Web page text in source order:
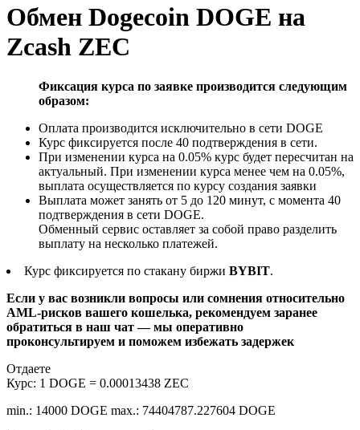
Обмен Dogecoin DOGE на
Zcash ZEC
Фиксация курса по заявке производится следующим
образом:
Оплата производится исключительно в сети DOGE
Курс фиксируется после 40 подтверждения в сети.
При изменении курса на 0.05% курс будет пересчитан на
актуальный. При изменении курса менее чем на 0.05%,
выплата осуществляется по курсу создания заявки
Выплата может занять от 5 до 120 минут, с момента 40
подтверждения в сети DOGE.
Обменный сервис оставляет за собой право разделить
выплату на несколько платежей.
Курс фиксируется по стакану биржи BYBIT.
Если у вас возникли вопросы или сомнения относительно
AML-рисков вашего кошелька, рекомендуем заранее
обратиться в наш чат — мы оперативно
проконсультируем и поможем избежать задержек
Отдаете
Курс: 1 DOGE = 0.00013438 ZEC
min.: 14000 DOGE max.: 74404787.227604 DOGE